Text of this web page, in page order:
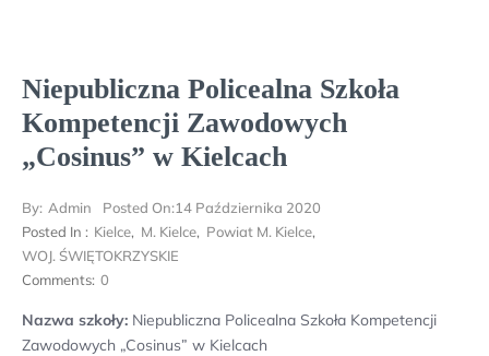
Niepubliczna Policealna Szkoła
Kompetencji Zawodowych
„Cosinus” w Kielcach
By: Admin Posted On:14 Października 2020
Posted In : Kielce, M. Kielce, Powiat M. Kielce,
WOJ. ŚWIĘTOKRZYSKIE
Comments: 0
Nazwa szkoły: Niepubliczna Policealna Szkoła Kompetencji
Zawodowych „Cosinus” w Kielcach